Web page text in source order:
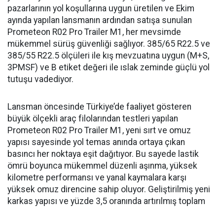
pazarlarının yol koşullarına uygun üretilen ve Ekim
ayında yapılan lansmanın ardından satışa sunulan
Prometeon R02 Pro Trailer M1, her mevsimde
mükemmel sürüş güvenliği sağlıyor. 385/65 R22.5 ve
385/55 R22.5 ölçüleri ile kış mevzuatına uygun (M+S,
3PMSF) ve B etiket değeri ile ıslak zeminde güçlü yol
tutuşu vadediyor.
Lansman öncesinde Türkiye’de faaliyet gösteren
büyük ölçekli araç filolarından testleri yapılan
Prometeon R02 Pro Trailer M1, yeni sırt ve omuz
yapısı sayesinde yol temas anında ortaya çıkan
basıncı her noktaya eşit dağıtıyor. Bu sayede lastik
ömrü boyunca mükemmel düzenli aşınma, yüksek
kilometre performansı ve yanal kaymalara karşı
yüksek omuz direncine sahip oluyor. Geliştirilmiş yeni
karkas yapısı ve yüzde 3,5 oranında artırılmış toplam